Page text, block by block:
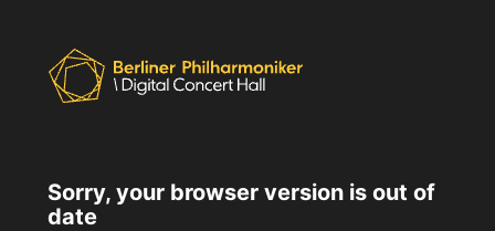
Sorry, your browser version is out of
date